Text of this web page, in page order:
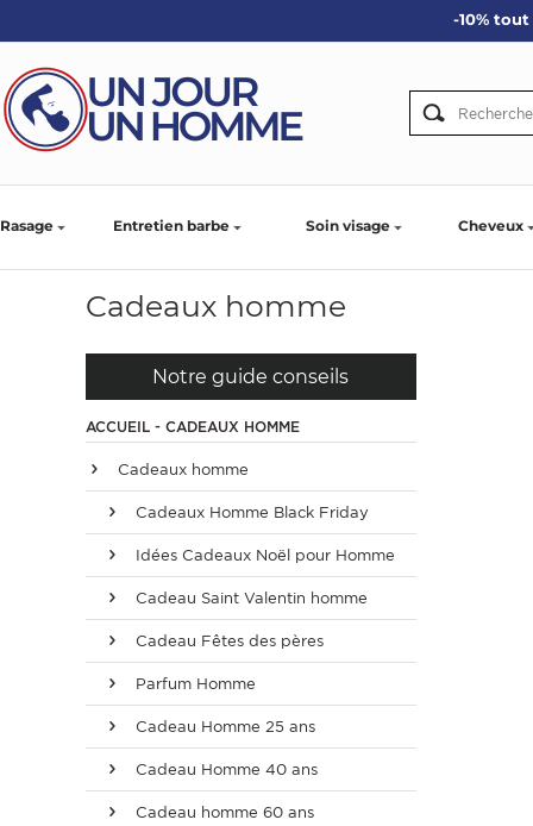
-10%
Rasage Entretien barbe Soin visage Cheveux
Cadeaux homme
Notre guide conseils
ACCUEIL - CADEAUX HOMME
Cadeaux homme
Cadeaux Homme Black Friday
Idées Cadeaux Noël pour Homme
Cadeau Saint Valentin homme
Cadeau Fêtes des pères
Parfum Homme
Cadeau Homme 25 ans
Cadeau Homme 40 ans
Cadeau homme 60 ans